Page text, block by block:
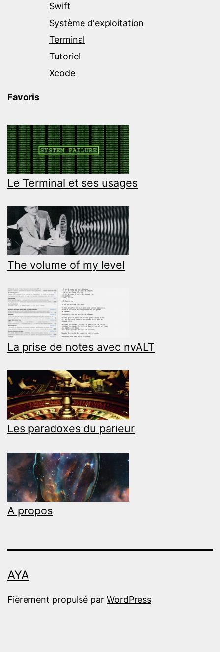
Swift
Système d'exploitation
Terminal
Tutoriel
Xcode
Favoris
Le Terminal et ses usages
The volume of my level
La prise de notes avec nvALT
Les paradoxes du parieur
A propos
AYA
Fièrement propulsé par WordPress